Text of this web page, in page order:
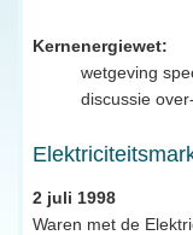
Kernenergiewet:
wetgeving
discussie
2 juli 1998
Waren met de